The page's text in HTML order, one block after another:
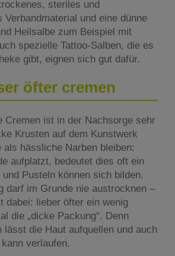
steriles und
Verbandmaterial und eine dünne
Heilsalbe zum Beispiel mit
spezielle Tattoo-Salben, die es
gibt, eignen sich gut dafür.
öfter cremen
Cremen ist in der Nachsorge sehr
Krusten auf dem Kunstwerk
als hässliche Narben bleiben:
aufplatzt, bedeutet dies oft ein
Pusteln können sich bilden.
darf im Grunde nie austrocknen –
dabei: lieber öfter ein wenig
die „dicke Packung“. Denn
lässt die Haut aufquellen und auch
verlaufen.